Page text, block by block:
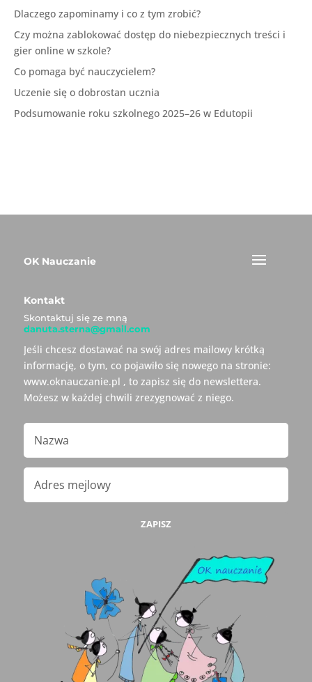
Dlaczego zapominamy i co z tym zrobić?
Czy można zablokować dostęp do niebezpiecznych treści i
gier online w szkole?
Co pomaga być nauczycielem?
Uczenie się o dobrostan ucznia
Podsumowanie roku szkolnego 2025–26 w Edutopii
OK Nauczanie
Kontakt
Skontaktuj się ze mną
danuta.sterna@gmail.com
Jeśli chcesz dostawać na swój adres mailowy krótką
informację, o tym, co pojawiło się nowego na stronie:
www.oknauczanie.pl , to zapisz się do newslettera.
Możesz w każdej chwili zrezygnować z niego.
ZAPISZ